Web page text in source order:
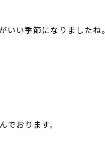
いい季節になりましたね。
おります。